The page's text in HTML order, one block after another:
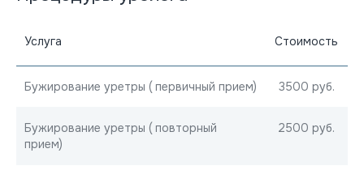
Услуга Стоимость
Бужирование уретры ( первичный прием) 3500 руб.
Бужирование уретры ( повторный
прием)
2500 руб.